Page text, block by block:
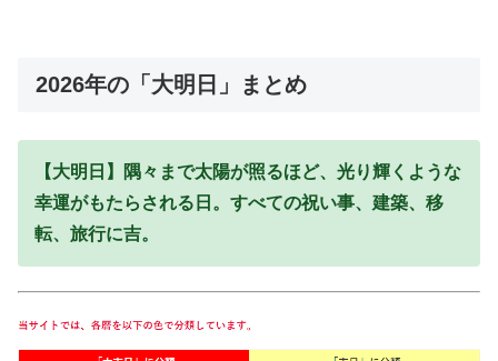
2026年の「大明日」まとめ
【大明日】隅々まで太陽が照るほど、光り輝くような
幸運がもたらされる日。すべての祝い事、建築、移
転、旅行に吉。